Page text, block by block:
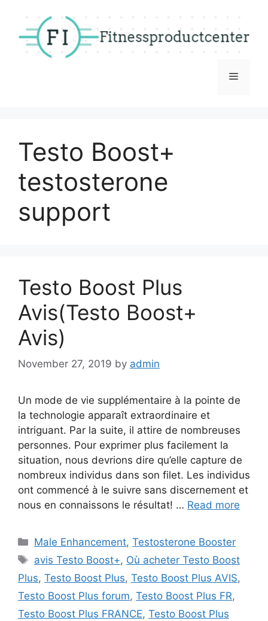
content
Menu
Testo Boost+
testosterone
support
Testo Boost Plus
Avis(Testo Boost+
Avis)
November 27, 2019 by admin
Un mode de vie supplémentaire à la pointe de
la technologie apparaît extraordinaire et
intriguant. Par la suite, il attire de nombreuses
personnes. Pour exprimer plus facilement la
situation, nous devrions dire qu’elle capture de
nombreux individus dans son filet. Les individus
ont commencé à le suivre sans discernement et
nous en connaissons le résultat! … Read more
Categories
Male Enhancement,Testosterone Booster
Tags
avis Testo Boost+, Où acheter Testo Boost
Plus, Testo Boost Plus, Testo Boost Plus AVIS,
Testo Boost Plus forum, Testo Boost Plus FR,
Testo Boost Plus FRANCE, Testo Boost Plus